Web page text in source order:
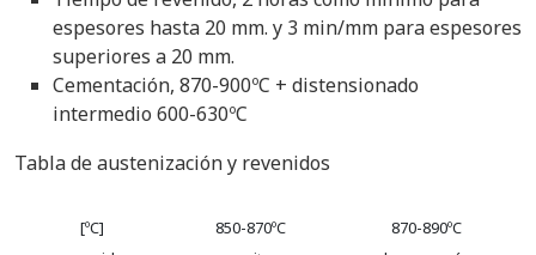
espesores hasta 20 mm. y 3 min/mm para espesores
superiores a 20 mm.
Cementación, 870-900ºC + distensionado
intermedio 600-630ºC
Tabla de austenización y revenidos
[ºC]
850-870ºC
870-890ºC